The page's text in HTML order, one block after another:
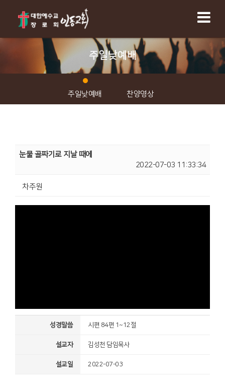
주일낮예배
주일낮예배 찬양영상
눈물 골짜기로 지날 때에
2022-07-03 11:33:34
차주원
성경말씀 시편 84편 1~12절
설교자 김성천 담임목사
설교일 2022-07-03